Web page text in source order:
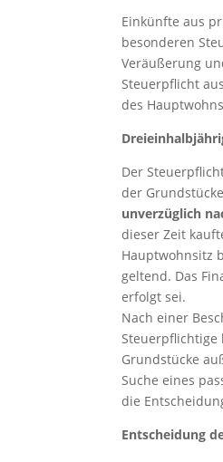
Einkünfte aus
besonderen
Veräußerung
Steuerpflicht
des
Der
der
unverzüglich
dieser Zeit
Hauptwohnsitz
geltend. Das
erfolgt sei.
Nach einer
Steuerpflichtige
Grundstücke
Suche eines
die
Entscheidung